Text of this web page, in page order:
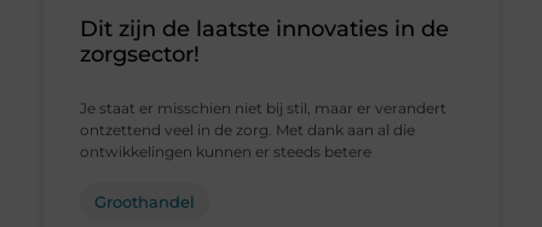
Dit zijn de laatste innovaties in de
zorgsector!
Je staat er misschien niet bij stil, maar er verandert
ontzettend veel in de zorg. Met dank aan al die
ontwikkelingen kunnen er steeds betere
Groothandel